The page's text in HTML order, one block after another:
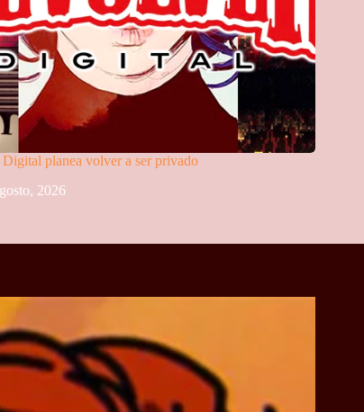
planea volver a ser privado
2026